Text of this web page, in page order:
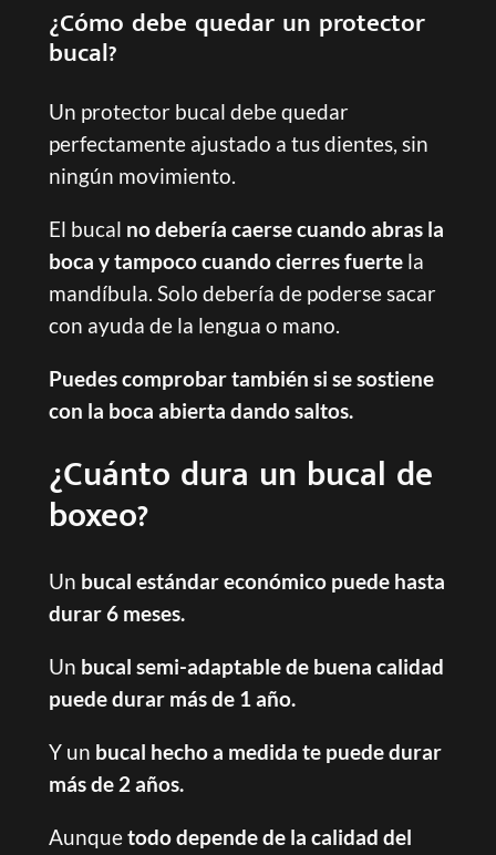
¿Cómo debe quedar un protector
bucal?
Un protector bucal debe quedar
perfectamente ajustado a tus dientes, sin
ningún movimiento.
El bucal no debería caerse cuando abras la
boca y tampoco cuando cierres fuertela
mandíbula. Solo debería de poderse sacar
con ayuda de la lengua o mano.
Puedes comprobar también si se sostiene
con la boca abierta dando saltos.
¿Cuánto dura un bucal de
boxeo?
Un bucal estándar económico puede hasta
durar 6 meses.
Un bucal semi-adaptable de buena calidad
puede durar más de 1 año.
Y un bucal hecho a medida te puede durar
más de 2 años.
Aunquetodo depende de la calidad del